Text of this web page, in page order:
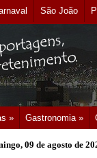
São João
» Gastronomia »
09 de agosto de